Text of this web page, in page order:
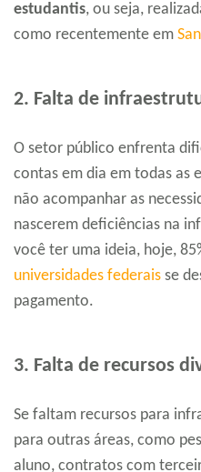
estudantis, ou seja,
como recentemente em
2. Falta de
O setor público enfrenta
contas em dia em todas as
não acompanhar as
nascerem deficiências na
você ter uma ideia, hoje,
universidades federais se
pagamento.
3. Falta de recursos
Se faltam recursos para
para outras áreas, como
aluno, contratos com